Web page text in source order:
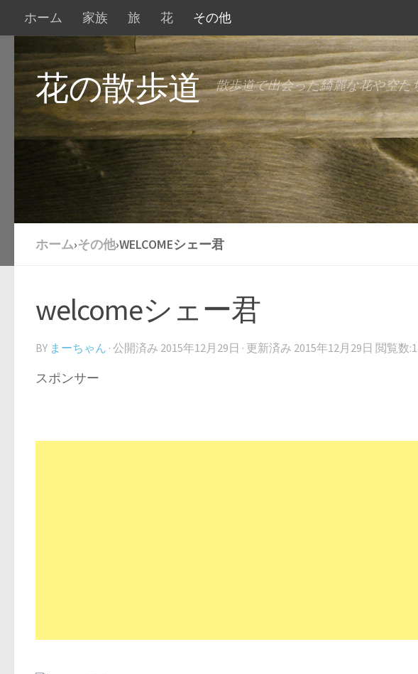
ホーム 家族 旅 花 その他
花の散歩道 散歩道で出会った綺麗な花や空た
ホーム›その他›WELCOMEシェー君
welcomeシェー君
BY まーちゃん · 公開済み 2015年12月29日 · 更新済み 2015年12月29日 閲覧数
スポンサー